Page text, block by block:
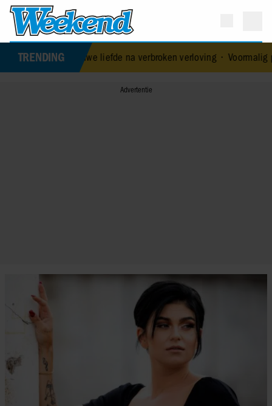
TRENDING
nieuwe liefde na verbroken verloving•Voormalig prins Andrew